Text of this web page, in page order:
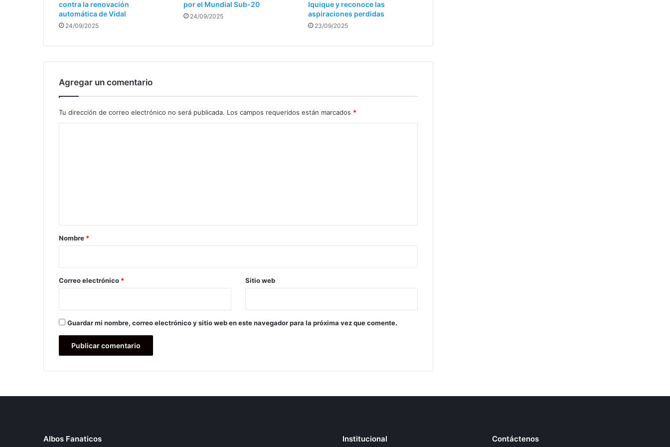
contra la renovación
automática de Vidal
24/09/2025
por el Mundial Sub-20
24/09/2025
Iquique y reconoce las
aspiraciones perdidas
23/09/2025
Agregar un comentario
Tu dirección de correo electrónico no será publicada. Los campos requeridos están marcados *
r
*
Nombre *
Correo electrónico * Sitio web
Guardar mi nombre, correo electrónico y sitio web en este navegador para la próxima vez que comente.
Albos Fanaticos Institucional Contáctenos